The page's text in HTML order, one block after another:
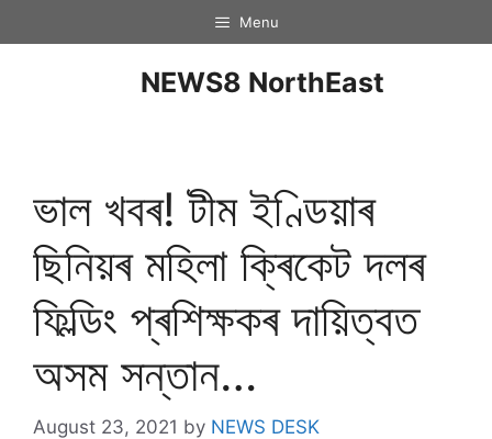
Menu
NEWS8 NorthEast
ভাল খবৰ! টীম ইণ্ডিয়াৰ
ছিনিয়ৰ মহিলা ক্ৰিকেট দলৰ
ফিল্ডিং প্ৰশিক্ষকৰ দায়িত্বত
অসম সন্তান…
August 23, 2021 by NEWS DESK